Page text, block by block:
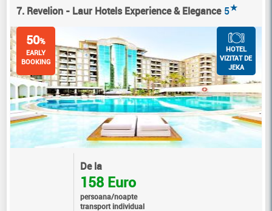
7. Revelion - Laur Hotels Experience & Elegance 5★
50%
EARLY
BOOKING
HOTEL
VIZITAT DE
JEKA
De la
158 Euro
persoana/noapte
transport individual